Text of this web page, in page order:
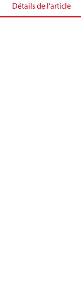
Détails de l’article